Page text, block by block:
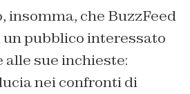
insomma, che BuzzFeed
pubblico interessato
sue inchieste:
nei confronti di